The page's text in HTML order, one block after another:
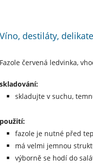
Víno, destiláty,
Fazole červená ledvinka,
skladování:
skladujte v suchu,
použití:
fazole je nutné před
má velmi jemnou
výborně se hodí do